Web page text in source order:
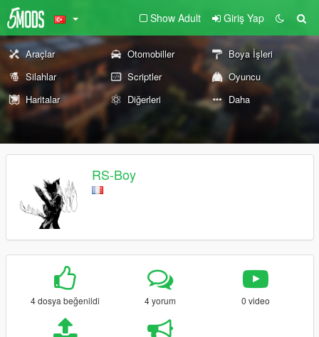
Show Adult Giriş Yap
Araçlar Otomobiller
Boya İşleri
Silahlar
Scriptler
Oyuncu
Haritalar
Diğerleri Daha
RS-Boy
4 dosya beğenildi 4 yorum 0 video